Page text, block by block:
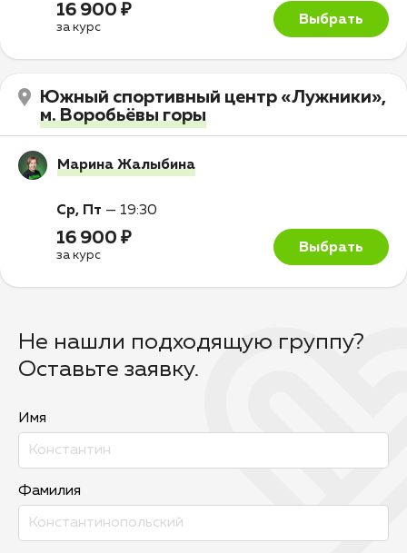
16 900 ₽
за курс Выбрать
Южный спортивный центр «Лужники»,
м. Воробьёвы горы
Марина Жалыбина
Ср, Пт — 19:30
16 900 ₽
за курс Выбрать
Не нашли подходящую группу?
Оставьте заявку.
Имя
Фамилия